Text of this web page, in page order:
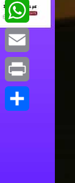
Viber
WhatsApp
Email
Print